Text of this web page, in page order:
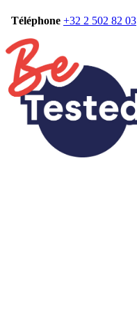
Téléphone +32 2 502 82 03